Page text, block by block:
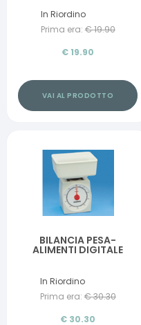
In Riordino
Prima era: €19.90
€ 19.90
VAI AL PRODOTTO
BILANCIA PESA-
ALIMENTI DIGITALE
In Riordino
Prima era: €30.30
€ 30.30